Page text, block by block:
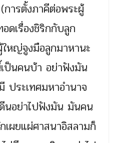
การตั้งภาคีต่อพระผู้
ดเรื่องชิริกกับลูก
หญ่จูงมือลูกมาหานะ
ป็นคนบ้า อย่าฟังมัน
ประเทศมหาอำนาจ
นอย่าไปฟังมัน มันคน
ผยแผ่ศาสนาอิสลามก็